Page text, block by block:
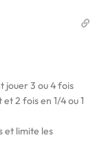
jouer 3 ou 4 fois
2 fois en 1/4 ou 1
et limite les